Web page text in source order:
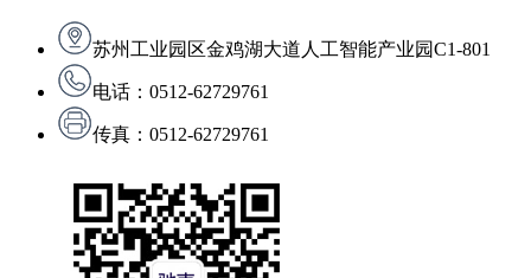
苏州工业园区金鸡湖大道人工智能产业园C1-801
电话：0512-62729761
传真：0512-62729761